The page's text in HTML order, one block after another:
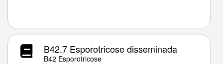
B42.7 Esporotricose disseminada
B42 Esporotricose